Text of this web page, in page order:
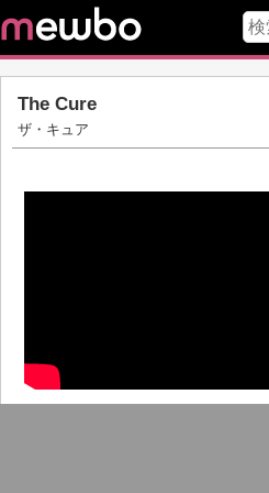
The Cure
ザ・キュア